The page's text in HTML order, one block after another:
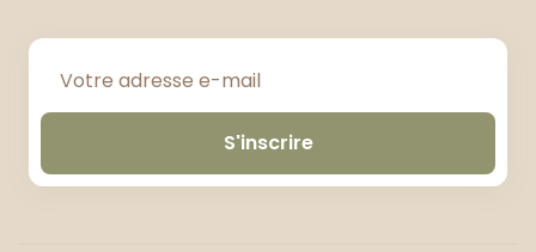
S'inscrire